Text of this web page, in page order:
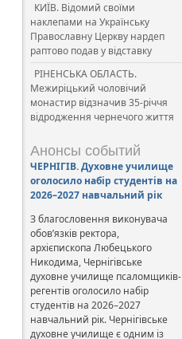
КИЇВ. Відомий своїми
наклепами на Українську
Православну Церкву нардеп
раптово подав у відставку
РІНЕНСЬКА ОБЛАСТЬ.
Межиріцький чоловічий
монастир відзначив 35-річчя
відродження чернечого життя
Анонсы событий
ЧЕРНІГІВ. Духовне училище
оголосило набір студентів на
2026–2027 навчальний рік
З благословення виконувача
обов’язків ректора,
архієпископа Любецького
Никодима, Чернігівське
духовне училище псаломщиків-
регентів оголосило набір
студентів на 2026–2027
навчальний рік. Чернігівське
духовне училище є одним із